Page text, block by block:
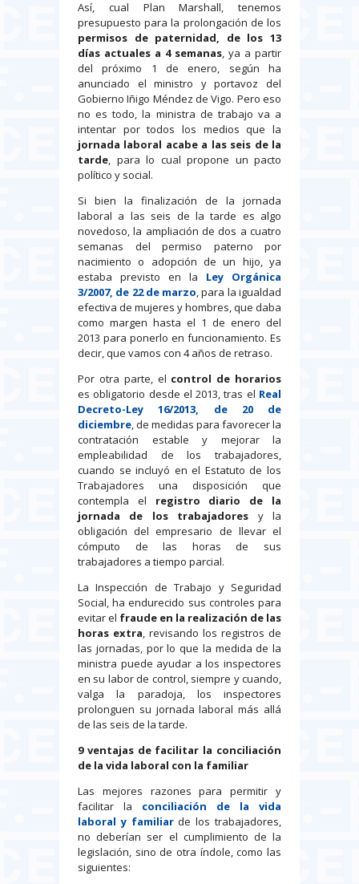
Así, cual Plan Marshall, tenemos
presupuesto para la prolongación de los
permisos de paternidad, de los 13
días actuales a 4 semanas, ya a partir
del próximo 1 de enero, según ha
anunciado el ministro y portavoz del
Gobierno Iñigo Méndez de Vigo. Pero eso
no es todo, la ministra de trabajo va a
intentar por todos los medios que la
jornada laboral acabe a las seis de la
tarde, para lo cual propone un pacto
político y social.
Si bien la finalización de la jornada
laboral a las seis de la tarde es algo
novedoso, la ampliación de dos a cuatro
semanas del permiso paterno por
nacimiento o adopción de un hijo, ya
estaba previsto en la Ley Orgánica
3/2007, de 22 de marzo, para la igualdad
efectiva de mujeres y hombres, que daba
como margen hasta el 1 de enero del
2013 para ponerlo en funcionamiento. Es
decir, que vamos con 4 años de retraso.
Por otra parte, el control de horarios
es obligatorio desde el 2013, tras el Real
Decreto-Ley 16/2013, de 20 de
diciembre, de medidas para favorecer la
contratación estable y mejorar la
empleabilidad de los trabajadores,
cuando se incluyó en el Estatuto de los
Trabajadores una disposición que
contempla el registro diario de la
jornada de los trabajadores y la
obligación del empresario de llevar el
cómputo de las horas de sus
trabajadores a tiempo parcial.
La Inspección de Trabajo y Seguridad
Social, ha endurecido sus controles para
evitar el fraude en la realización de las
horas extra, revisando los registros de
las jornadas, por lo que la medida de la
ministra puede ayudar a los inspectores
en su labor de control, siempre y cuando,
valga la paradoja, los inspectores
prolonguen su jornada laboral más allá
de las seis de la tarde.
9 ventajas de facilitar la conciliación
de la vida laboral con la familiar
Las mejores razones para permitir y
facilitar la conciliación de la vida
laboral y familiarde los trabajadores,
no deberían ser el cumplimiento de la
legislación, sino de otra índole, como las
siguientes: